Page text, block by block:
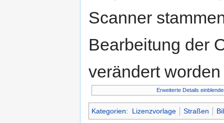
Scanner
Bearbeitung der
verändert
Erweiterte Details
Kategorien: Lizenzvorlage Straßen